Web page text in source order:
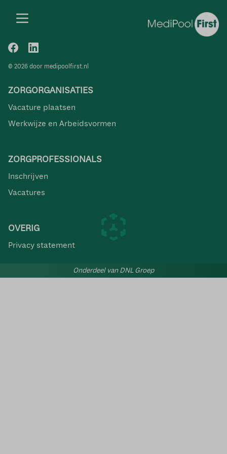
© 2026 door medipoolfirst.nl
ZORGORGANISATIES
Vacature plaatsen
Werkwijze en Arbeidsvormen
ZORGPROFESSIONALS
Inschrijven
Vacatures
OVERIG
Privacy statement
Onderdeel van DNL Groep